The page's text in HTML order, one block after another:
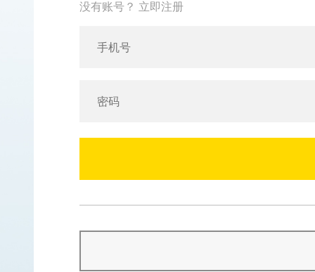
没有账号？ 立即注册
手机号
密码